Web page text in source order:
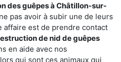
des guêpes à Châtillon-sur-
pas avoir à subir une de leurs
affaire est de prendre contact
de nid de guêpes
en aide avec nos
qui sont ces animaux qui